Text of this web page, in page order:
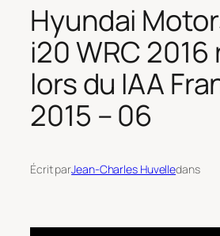
Hyundai
i20 WRC
lors du IAA
2015 – 06
Écrit parJean-Charles Huvelledans